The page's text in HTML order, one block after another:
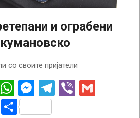
и ограбени
со своите пријатели
WhatsApp
Messenger
Telegram
Viber
Share